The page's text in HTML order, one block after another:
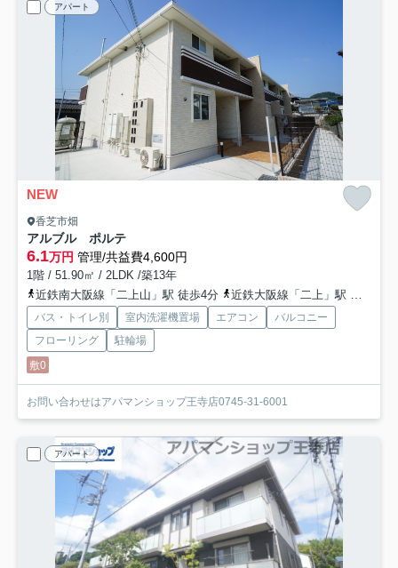
アパート
NEW
香芝市畑
アルブル ポルテ
6.1万円 管理/共益費4,600円
1階 / 51.90㎡ / 2LDK /築13年
近鉄南大阪線「二上山」駅 徒歩4分
近鉄大阪線「二上」駅 徒歩12分
バス・トイレ別 室内洗濯機置場 エアコン
バルコニー
フローリング
駐輪場
敷0
お問い合わせはアパマンショップ王寺店0745-31-6001
アパート